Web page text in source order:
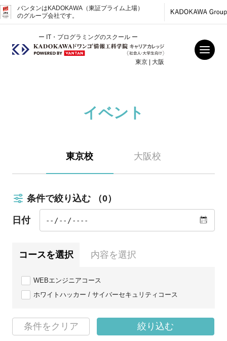
バンタンはKADOKAWA（東証プライム上場）
のグループ会社です。
ー IT・プログラミングのスクール ー
東京 | 大阪
イベント
東京校 大阪校
条件で絞り込む （0）
日付
コースを選択 内容を選択
WEBエンジニアコース
ホワイトハッカー / サイバーセキュリティコース
条件をクリア 絞り込む